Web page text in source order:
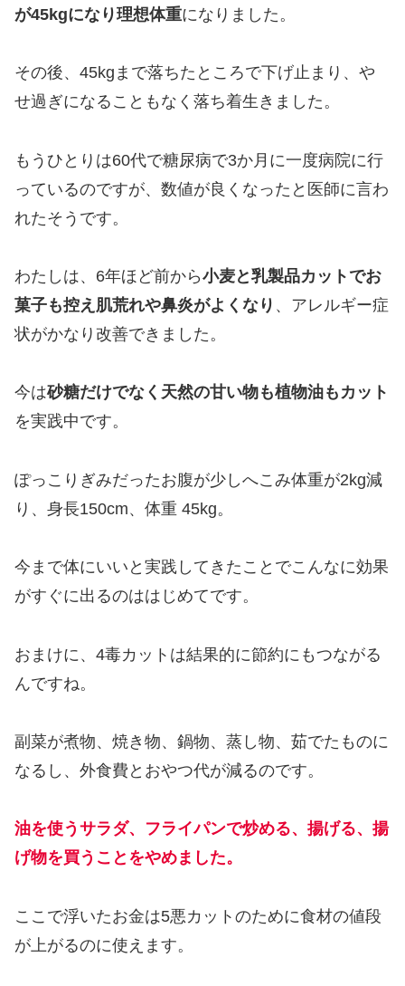
が45kgになり理想体重になりました。
その後、45kgまで落ちたところで下げ止まり、や
せ過ぎになることもなく落ち着生きました。
もうひとりは60代で糖尿病で3か月に一度病院に行
っているのですが、数値が良くなったと医師に言わ
れたそうです。
わたしは、6年ほど前から小麦と乳製品カットでお
菓子も控え肌荒れや鼻炎がよくなり 、アレルギー症
状がかなり改善できました。
今は砂糖だけでなく天然の甘い物も植物油もカット
を実践中です。
ぽっこりぎみだったお腹が少しへこみ体重が2kg減
り、身長150cm、体重 45kg。
今まで体にいいと実践してきたことでこんなに効果
がすぐに出るのははじめてです。
おまけに、4毒カットは結果的に節約にもつながる
んですね。
副菜が煮物、焼き物、鍋物、蒸し物、茹でたものに
なるし、外食費とおやつ代が減るのです。
油を使うサラダ、フライパンで炒める、揚げる、揚
げ物を買うこと をやめました。
ここで浮いたお金は5悪カットのために食材の値段
が上がるのに使えます。